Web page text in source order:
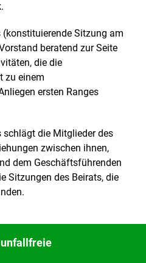
Sitzung am
beratend zur Seite
die die
zu einem
ersten Ranges
schlägt die Mitglieder des
zwischen ihnen,
dem Geschäftsführenden
Sitzungen des Beirats, die
unfallfreie